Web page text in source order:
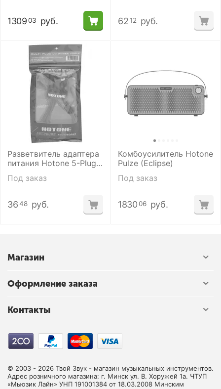
1309 03 руб. 6212 руб.
Разветвитель адаптера
питания Hotone 5-Plug
Angled Head DC Power
Cable
Под заказ
3648 руб.
Комбоусилитель Hotone
Pulze (Eclipse)
Под заказ
1830 06 руб.
Магазин
Оформление заказа
Контакты
© 2003 - 2026 Твой Звук - магазин музыкальных инструментов.
Адрес розничного магазина: г. Минск ул. В. Хоружей 1а. ЧТУП
«Мьюзик Лайн» УНП 191001384 от 18.03.2008 Минским